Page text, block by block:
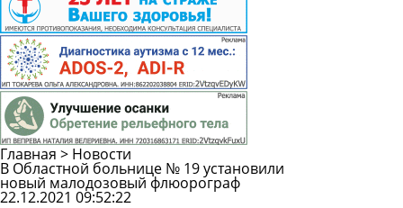
Главная > Новости
В Областной больнице № 19 установили
новый малодозовый флюорограф
22.12.2021 09:52:22